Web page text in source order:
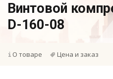
Винтовой
D-160-08
О товаре Цена и заказ